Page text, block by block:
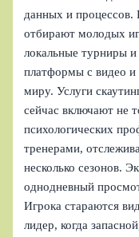
данных и
отбирают молодых
локальные турниры
платформы с видео
миру. Услуги
сейчас включают не
психологических
тренерами,
несколько сезонов.
однодневный
Игрока стараются
лидер, когда